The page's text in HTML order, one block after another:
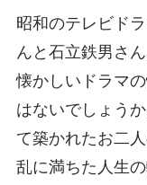
昭和のテレビド
んと石立鉄男さ
懐かしいドラマ
はないでしょう
て築かれたお二
乱に満ちた人生